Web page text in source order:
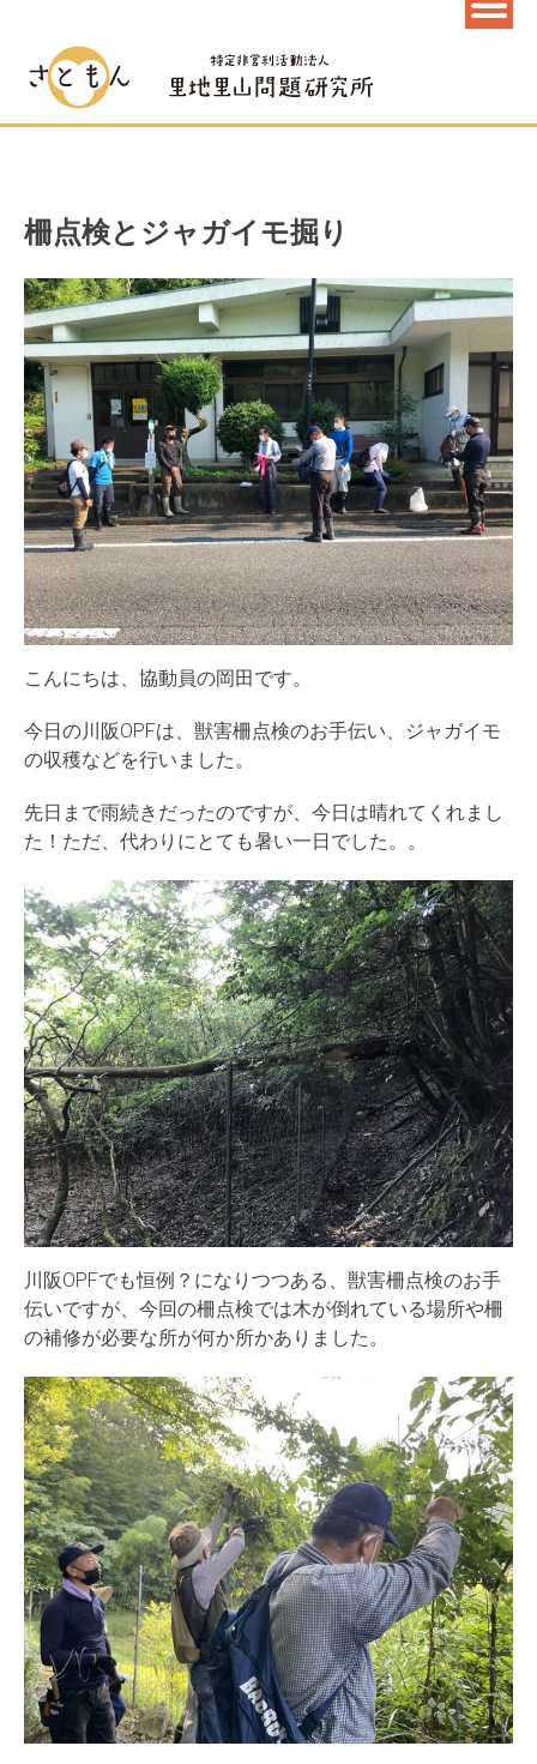
柵点検とジャガイモ掘り
こんにちは、協動員の岡田です。
今日の川阪OPFは、獣害柵点検のお手伝い、ジャガイモ
の収穫などを行いました。
先日まで雨続きだったのですが、今日は晴れてくれまし
た！ただ、代わりにとても暑い一日でした。。
川阪OPFでも恒例？になりつつある、獣害柵点検のお手
伝いですが、今回の柵点検では木が倒れている場所や柵
の補修が必要な所が何か所かありました。